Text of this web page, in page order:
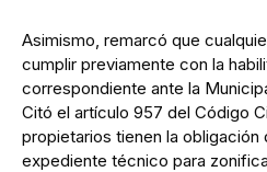
Asimismo, remarcó que
cumplir previamente con la
correspondiente ante la
Citó el artículo 957 del Código
propietarios tienen la obligación
expediente técnico para